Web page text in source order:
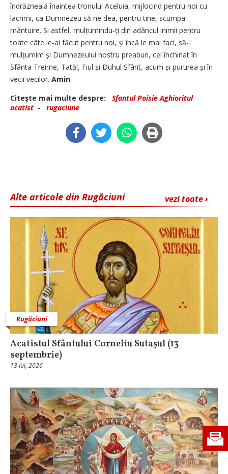
îndrăzneală înaintea tronului Aceluia, mijlocind pentru noi cu
lacrimi, ca Dumnezeu să ne dea, pentru tine, scumpa
mântuire. Și astfel, mulțumindu-ți din adâncul inimii pentru
toate câte le-ai făcut pentru noi, și încă le mai faci, să-I
mulțumim și Dumnezeului nostru preabun, cel închinat în
Sfânta Treime, Tatăl, Fiul și Duhul Sfânt, acum și pururea și în
vecii vecilor. Amin.
Citeşte mai multe despre:
Sfantul Paisie Aghioritul-
acatist - rugaciune
vezi toate ›
Alte articole din Rugăciuni
Rugăciuni
Acatistul Sfântului Corneliu Sutașul (13
septembrie)
13 Iul, 2026